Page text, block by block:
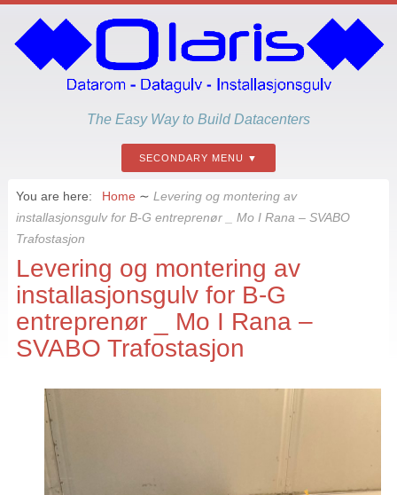
The Easy Way to Build Datacenters
SECONDARY MENU
You are here: Home ∼ Levering og montering av
installasjonsgulv for B-G entreprenør _ Mo I Rana – SVABO
Trafostasjon
Levering og montering av
installasjonsgulv for B-G
entreprenør _ Mo I Rana –
SVABO Trafostasjon